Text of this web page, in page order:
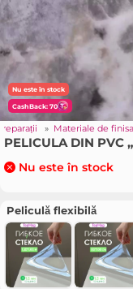
Nu este în stock
CashBack: 70
» Materiale de
PELICULA DIN PVC
Nu este în stock
Peliculă flexibilă